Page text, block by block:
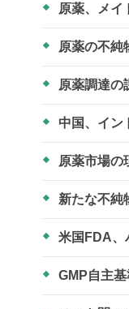
原薬、メイ
原薬の不純
原薬調達
中国、イン
原薬市場の
新たな不
米国FDA、
GMP自主